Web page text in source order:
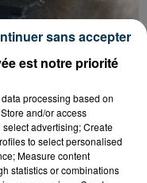
DE...
est notre priorité
processing based on
and/or access
advertising; Create
to select personalised
Measure content
statistics or combinations
sans accepter